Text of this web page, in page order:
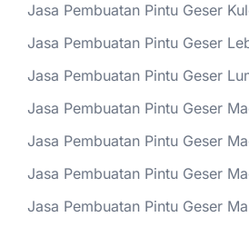
Jasa Pembuatan Pintu Geser
Jasa Pembuatan Pintu Geser
Jasa Pembuatan Pintu Geser
Jasa Pembuatan Pintu Geser
Jasa Pembuatan Pintu Geser
Jasa Pembuatan Pintu Geser
Jasa Pembuatan Pintu Geser